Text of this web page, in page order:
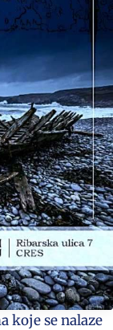
koje se nalaze